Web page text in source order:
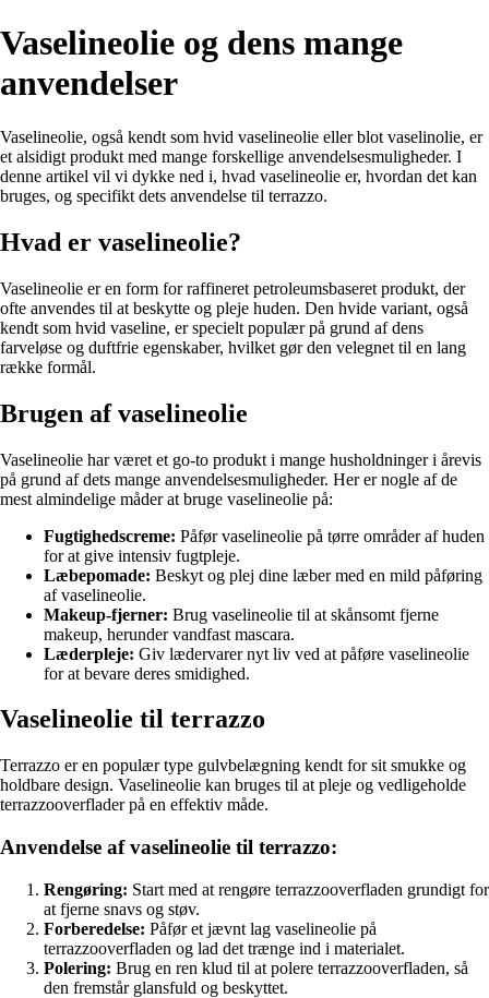
Vaselineolie og dens mange
anvendelser
Vaselineolie, også kendt som hvid vaselineolie eller blot vaselinolie, er
et alsidigt produkt med mange forskellige anvendelsesmuligheder. I
denne artikel vil vi dykke ned i, hvad vaselineolie er, hvordan det kan
bruges, og specifikt dets anvendelse til terrazzo.
Hvad er vaselineolie?
Vaselineolie er en form for raffineret petroleumsbaseret produkt, der
ofte anvendes til at beskytte og pleje huden. Den hvide variant, også
kendt som hvid vaseline, er specielt populær på grund af dens
farveløse og duftfrie egenskaber, hvilket gør den velegnet til en lang
række formål.
Brugen af vaselineolie
Vaselineolie har været et go-to produkt i mange husholdninger i årevis
på grund af dets mange anvendelsesmuligheder. Her er nogle af de
mest almindelige måder at bruge vaselineolie på:
Fugtighedscreme: Påfør vaselineolie på tørre områder af huden
for at give intensiv fugtpleje.
Læbepomade: Beskyt og plej dine læber med en mild påføring
af vaselineolie.
Makeup-fjerner: Brug vaselineolie til at skånsomt fjerne
makeup, herunder vandfast mascara.
Læderpleje: Giv lædervarer nyt liv ved at påføre vaselineolie
for at bevare deres smidighed.
Vaselineolie til terrazzo
Terrazzo er en populær type gulvbelægning kendt for sit smukke og
holdbare design. Vaselineolie kan bruges til at pleje og vedligeholde
terrazzooverflader på en effektiv måde.
Anvendelse af vaselineolie til terrazzo:
Rengøring: Start med at rengøre terrazzooverfladen grundigt for
at fjerne snavs og støv.
Forberedelse: Påfør et jævnt lag vaselineolie på
terrazzooverfladen og lad det trænge ind i materialet.
Polering: Brug en ren klud til at polere terrazzooverfladen, så
den fremstår glansfuld og beskyttet.